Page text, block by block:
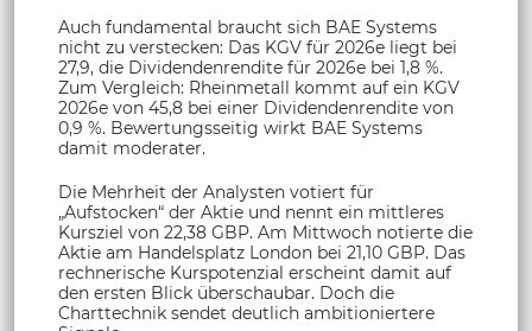
Auch fundamental braucht sich BAE Systems
nicht zu verstecken: Das KGV für 2026e liegt bei
27,9, die Dividendenrendite für 2026e bei 1,8 %.
Zum Vergleich: Rheinmetall kommt auf ein KGV
2026e von 45,8 bei einer Dividendenrendite von
0,9 %. Bewertungsseitig wirkt BAE Systems
damit moderater.
Die Mehrheit der Analysten votiert für
„Aufstocken“ der Aktie und nennt ein mittleres
Kursziel von 22,38 GBP. Am Mittwoch notierte die
Aktie am Handelsplatz London bei 21,10 GBP. Das
rechnerische Kurspotenzial erscheint damit auf
den ersten Blick überschaubar. Doch die
Charttechnik sendet deutlich ambitioniertere